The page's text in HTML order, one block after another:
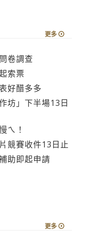
更多
卷調查
索票
好醋多多
坊」下半場13日
ㄟ！
競賽收件13日止
助即起申請
更多